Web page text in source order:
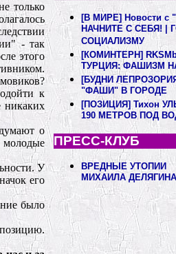
только
- так
этого
к
никаких
о
молодые
У
его
было
[В МИРЕ] Новости с
НАЧНИТЕ С СЕБЯ! |
СОЦИАЛИЗМУ
[КОМИНТЕРН]
ТУРЦИЯ: ФАШИЗМ
[БУДНИ
"ФАШИ" В ГОРОДЕ
[ПОЗИЦИЯ] Тихон
190 МЕТРОВ ПОД
ПРЕСС-КЛУБ
ВРЕДНЫЕ УТОПИИ
МИХАИЛА ДЕЛЯГИНА